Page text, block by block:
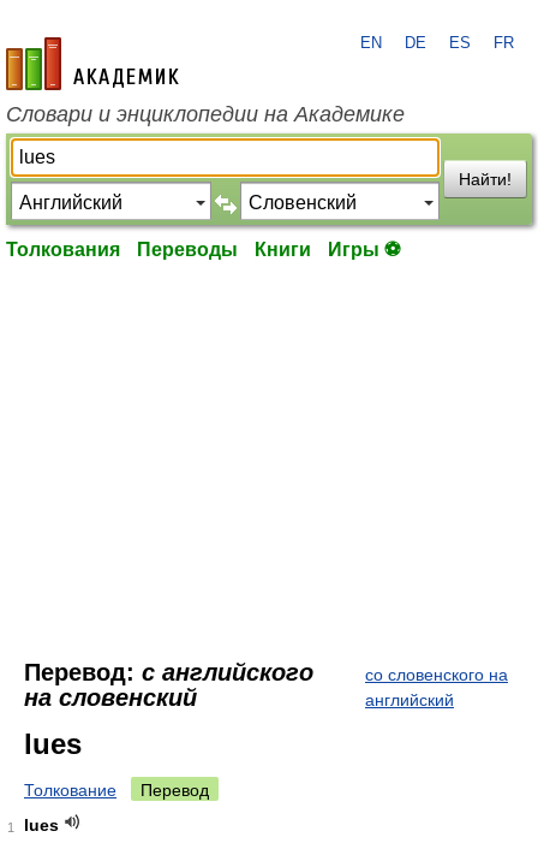
academic.ru
EN DE ES FR
Словари и энциклопедии на Академике
Найти!
Толкования Переводы Книги Игры ⚽
Перевод: с английского
на словенский
со словенского на
английский
lues
Толкование Перевод
1
lues